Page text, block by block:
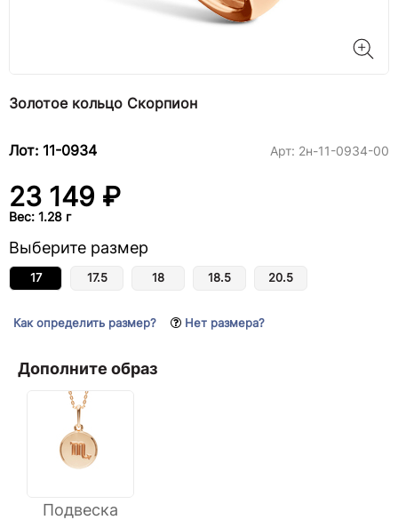
Золотое кольцо Скорпион
Лот: 11-0934 Арт: 2н-11-0934-00
23 149 ₽
Вес: 1.28 г
Выберите размер
17 17.5 18 18.5 20.5
Как определить размер? Нет размера?
Дополните образ
Подвеска